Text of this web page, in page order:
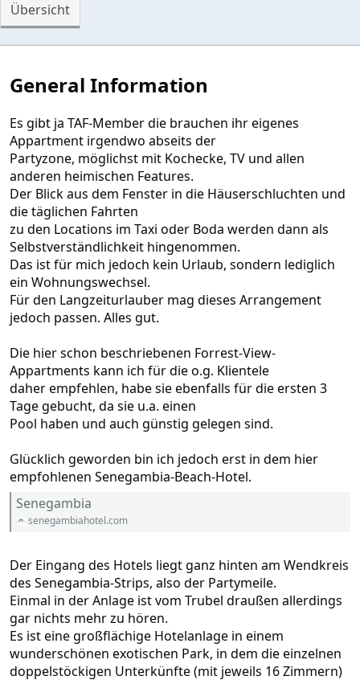
e
n
(
)
Übersicht
General Information
Es gibt ja TAF-Member die brauchen ihr eigenes
Appartment irgendwo abseits der
Partyzone, möglichst mit Kochecke, TV und allen
anderen heimischen Features.
Der Blick aus dem Fenster in die Häuserschluchten und
die täglichen Fahrten
zu den Locations im Taxi oder Boda werden dann als
Selbstverständlichkeit hingenommen.
Das ist für mich jedoch kein Urlaub, sondern lediglich
ein Wohnungswechsel.
Für den Langzeiturlauber mag dieses Arrangement
jedoch passen. Alles gut.
Die hier schon beschriebenen Forrest-View-
Appartments kann ich für die o.g. Klientele
daher empfehlen, habe sie ebenfalls für die ersten 3
Tage gebucht, da sie u.a. einen
Pool haben und auch günstig gelegen sind.
Glücklich geworden bin ich jedoch erst in dem hier
empfohlenen Senegambia-Beach-Hotel.
Senegambia
senegambiahotel.com
Der Eingang des Hotels liegt ganz hinten am Wendkreis
des Senegambia-Strips, also der Partymeile.
Einmal in der Anlage ist vom Trubel draußen allerdings
gar nichts mehr zu hören.
Es ist eine großflächige Hotelanlage in einem
wunderschönen exotischen Park, in dem die einzelnen
doppelstöckigen Unterkünfte (mit jeweils 16 Zimmern)